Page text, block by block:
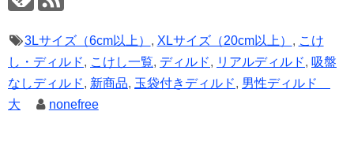
3Lサイズ（6cm以上） , XLサイズ（20cm以上） , こけ
し・ディルド, こけし一覧, ディルド, リアルディルド, 吸盤
なしディルド, 新商品, 玉袋付きディルド, 男性ディルド
大
nonefree